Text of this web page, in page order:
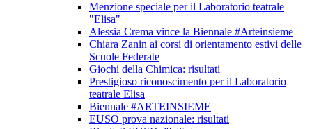
Menzione speciale per il Laboratorio teatrale
"Elisa"
Alessia Crema vince la Biennale #Arteinsieme
Chiara Zanin ai corsi di orientamento estivi delle
Scuole Federate
Giochi della Chimica: risultati
Prestigioso riconoscimento per il Laboratorio
teatrale Elisa
Biennale #ARTEINSIEME
EUSO prova nazionale: risultati